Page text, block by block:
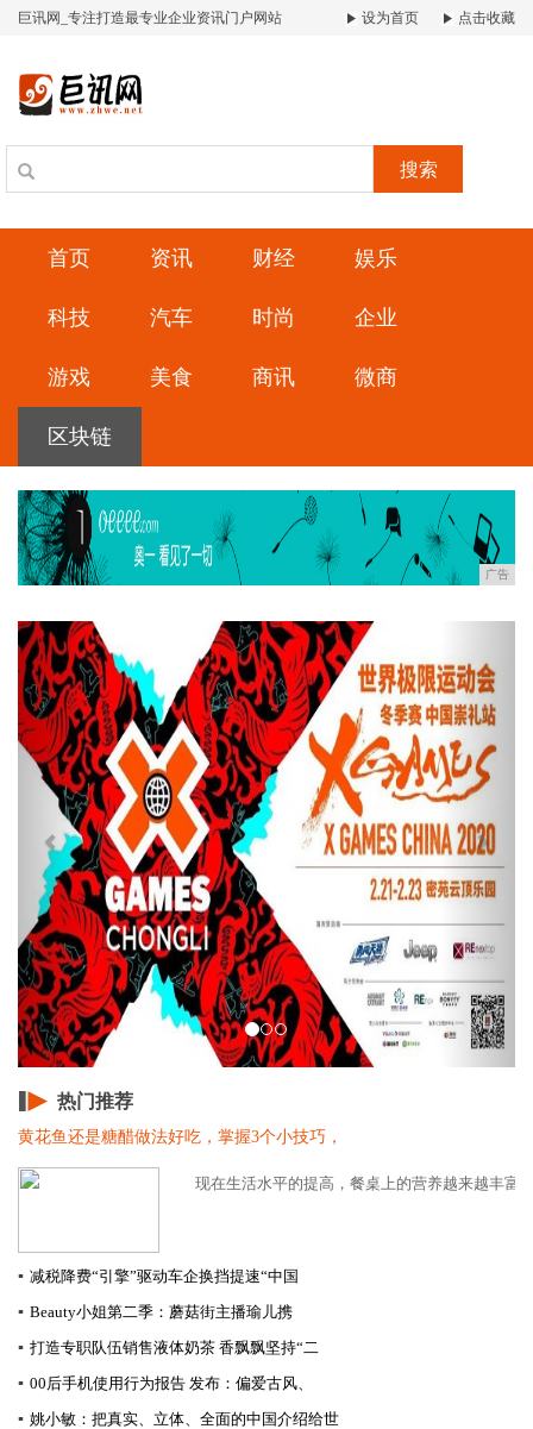
巨讯网_专注打造最专业企业资讯门户网站 设为首页 点击收藏
搜索
首页 资讯 财经 娱乐
科技 汽车 时尚 企业
游戏 美食 商讯 微商
区块链
广告
Previous
热门推荐
黄花鱼还是糖醋做法好吃，掌握3个小技巧，
现在生活水平的提高，餐桌上的营养越来越丰富
▪ 减税降费“引擎”驱动车企换挡提速​“中国
▪ Beauty小姐第二季：蘑菇街主播瑜儿携
▪ 打造专职队伍销售液体奶茶 香飘飘坚持“二
▪ 00后手机使用行为报告 发布：偏爱古风、
▪ 姚小敏：把真实、立体、全面的中国介绍给世